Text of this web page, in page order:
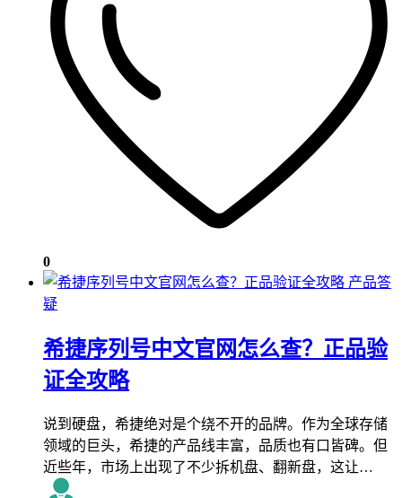
0
产品答
疑
希捷序列号中文官网怎么查？正品验
证全攻略
说到硬盘，希捷绝对是个绕不开的品牌。作为全球存储
领域的巨头，希捷的产品线丰富，品质也有口皆碑。但
近些年，市场上出现了不少拆机盘、翻新盘，这让…